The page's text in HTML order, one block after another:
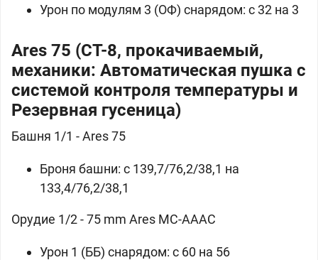
Урон по модулям 3 (ОФ) снарядом: c 32 на 3
Ares 75 (СТ-8, прокачиваемый,
механики: Автоматическая пушка с
системой контроля температуры и
Резервная гусеница)
Башня 1/1 - Ares 75
Броня башни: c 139,7/76,2/38,1 на
133,4/76,2/38,1
Орудие 1/2 - 75 mm Ares MC-AAAC
Урон 1 (ББ) снарядом: c 60 на 56